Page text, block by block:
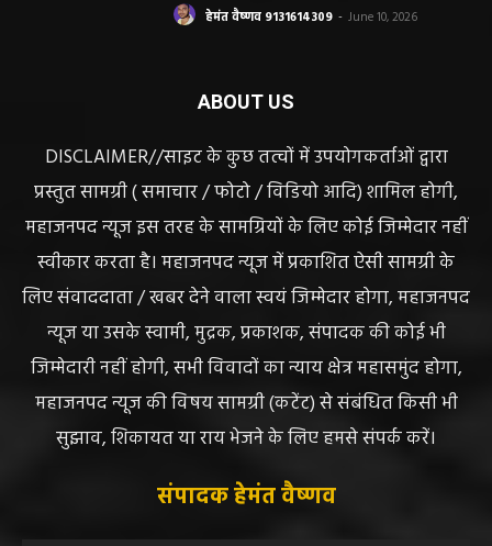
हेमंत वैष्णव 9131614309 - June 10, 2026
ABOUT US
DISCLAIMER//साइट के कुछ तत्वों में उपयोगकर्ताओं द्वारा
प्रस्तुत सामग्री ( समाचार / फोटो / विडियो आदि) शामिल होगी,
महाजनपद न्यूज इस तरह के सामग्रियों के लिए कोई जिम्मेदार नहीं
स्वीकार करता है। महाजनपद न्यूज में प्रकाशित ऐसी सामग्री के
लिए संवाददाता / खबर देने वाला स्वयं जिम्मेदार होगा, महाजनपद
न्यूज या उसके स्वामी, मुद्रक, प्रकाशक, संपादक की कोई भी
जिम्मेदारी नहीं होगी, सभी विवादों का न्याय क्षेत्र महासमुंद होगा,
महाजनपद न्यूज की विषय सामग्री (कटेंट) से संबंधित किसी भी
सुझाव, शिकायत या राय भेजने के लिए हमसे संपर्क करें।
संपादक हेमंत वैष्णव